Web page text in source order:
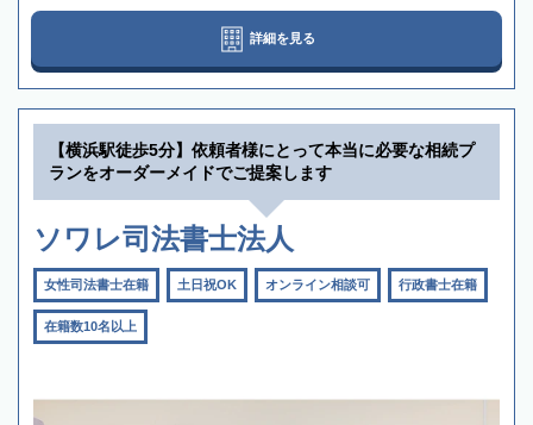
詳細を見る
【横浜駅徒歩5分】依頼者様にとって本当に必要な相続プ
ランをオーダーメイドでご提案します
ソワレ司法書士法人
女性司法書士在籍 土日祝OK オンライン相談可 行政書士在籍
在籍数10名以上